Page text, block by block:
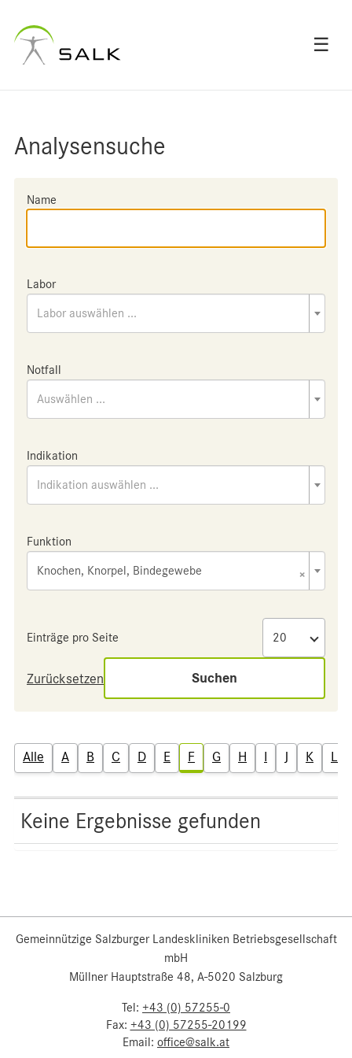
☰
Analysensuche
Name
Labor
Labor auswählen ...
Notfall
Auswählen ...
Indikation
Indikation auswählen ...
Funktion
×
Knochen, Knorpel, Bindegewebe
Einträge pro Seite
Zurücksetzen Suchen
Alle A B C D E F G H I J K L
Keine Ergebnisse gefunden
Gemeinnützige Salzburger Landeskliniken Betriebsgesellschaft
mbH
Müllner Hauptstraße 48, A-5020 Salzburg
Tel: +43 (0) 57255-0
Fax: +43 (0) 57255-20199
Email: office@salk.at